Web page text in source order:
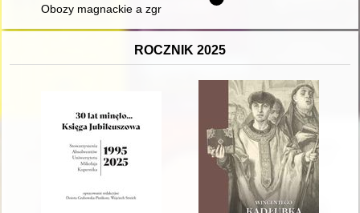
Obozy magnackie a zgromadzenia szlacheckie wokół
ROCZNIK 2025